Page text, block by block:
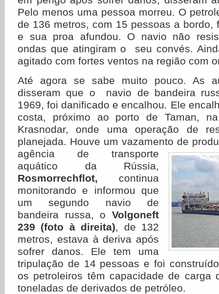
Pelo menos uma pessoa morreu. O
de 136 metros, com 15 pessoas a bordo,
e sua proa afundou. O navio não
ondas que atingiram o seu convés.
agitado com fortes ventos na região com
Até agora se sabe muito pouco. As
disseram que o navio de bandeira
1969, foi danificado e encalhou. Ele
costa, próximo ao porto de Taman,
Krasnodar, onde uma operação de
planejada. Houve um vazamento de
agência de transporte
aquático da Rússia,
Rosmorrechflot, continua
monitorando e informou que
um segundo navio de
bandeira russa, o Volgoneft
239 (foto à direita), de 132
metros, estava à deriva após
sofrer danos. Ele tem uma
tripulação de 14 pessoas e foi
os petroleiros têm capacidade de carga
toneladas de derivados de petróleo.